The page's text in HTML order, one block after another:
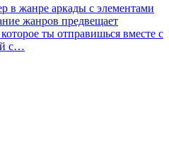
в жанре аркады с элементами
жанров предвещает
ты отправишься вместе с
с…